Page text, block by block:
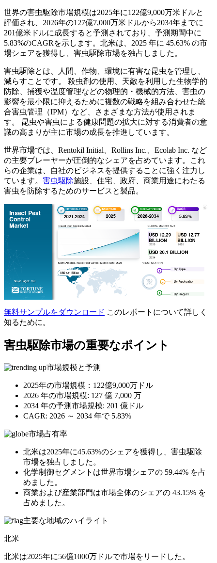
世界の害虫駆除市場規模は2025年に122億9,000万米ドルと
評価され、2026年の127億7,000万米ドルから2034年までに
201億米ドルに成長すると予測されており、予測期間中に
5.83%のCAGRを示します。北米は、2025 年に 45.63% の市
場シェアを獲得し、害虫駆除市場を独占しました。
害虫駆除とは、人間、作物、環境に有害な昆虫を管理し、
減らすことです。 殺虫剤の使用、天敵を利用した生物学的
防除、捕獲や温度管理などの物理的・機械的方法、害虫の
影響を最小限に抑えるために複数の戦略を組み合わせた統
合害虫管理（IPM）など、さまざまな方法が使用されま
す。 昆虫や害虫による健康問題の拡大に対する消費者の意
識の高まりが主に市場の成長を推進しています。
世界市場では、Rentokil Initial、Rollins Inc.、Ecolab Inc. など
の主要プレーヤーが圧倒的なシェアを占めています。これ
らの企業は、自社のビジネスを提供することに強く注力し
ています。 害虫駆除施設、住宅、政府、商業用途にわたる
害虫を防除するためのサービスと製品。
無料サンプルをダウンロード このレポートについて詳しく
知るために。
害虫駆除市場の重要なポイント
市場規模と予測
2025年の市場規模：122億9,000万ドル
2026 年の市場規模: 127 億 7,000 万
2034 年の予測市場規模: 201 億ドル
CAGR: 2026 ～ 2034 年で 5.83%
市場占有率
北米は2025年に45.63%のシェアを獲得し、害虫駆除
市場を独占しました。
化学制御セグメントは世界市場シェアの 59.44% を占
めました。
商業および産業部門は市場全体のシェアの 43.15% を
占めました。
主要な地域のハイライト
北米
北米は2025年に56億1000万ドルで市場をリードした。